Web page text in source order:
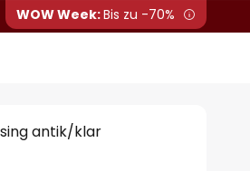
WOW Week:Bis zu -70%
antik/klar